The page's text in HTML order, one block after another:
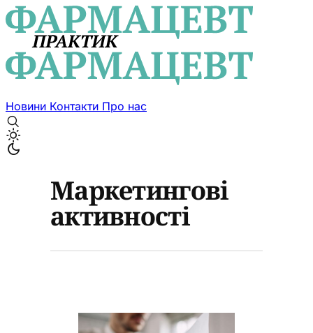
Новини Контакти Про нас
Маркетингові
активності